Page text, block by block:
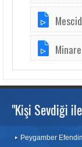
"Kişi Sevdiği
Peygamber